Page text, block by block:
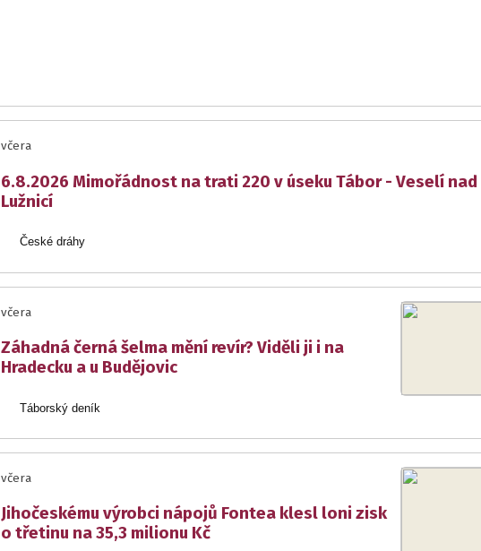
včera
6.8.2026 Mimořádnost na trati 220 v úseku Tábor - Veselí nad
Lužnicí
České dráhy
včera
Záhadná černá šelma mění revír? Viděli ji i na
Hradecku a u Budějovic
Táborský deník
včera
Jihočeskému výrobci nápojů Fontea klesl loni zisk
o třetinu na 35,3 milionu Kč